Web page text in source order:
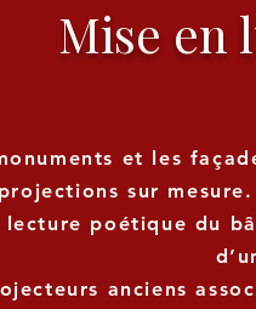
Mise en
et les
sur
poétique du
anciens